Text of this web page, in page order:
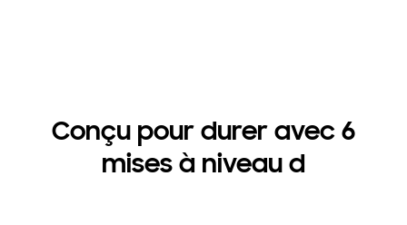
Conçu pour durer avec 6
mises à niveau d